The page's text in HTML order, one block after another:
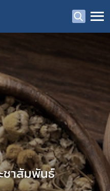
ชาสัมพันธ์